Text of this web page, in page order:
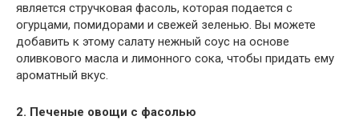
является стручковая фасоль, которая подается с
огурцами, помидорами и свежей зеленью. Вы можете
добавить к этому салату нежный соус на основе
оливкового масла и лимонного сока, чтобы придать ему
ароматный вкус.
2. Печеные овощи с фасолью